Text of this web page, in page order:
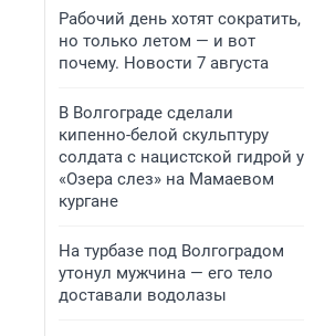
Рабочий день хотят сократить,
но только летом — и вот
почему. Новости 7 августа
В Волгограде сделали
кипенно-белой скульптуру
солдата с нацистской гидрой у
«Озера слез» на Мамаевом
кургане
На турбазе под Волгоградом
утонул мужчина — его тело
доставали водолазы